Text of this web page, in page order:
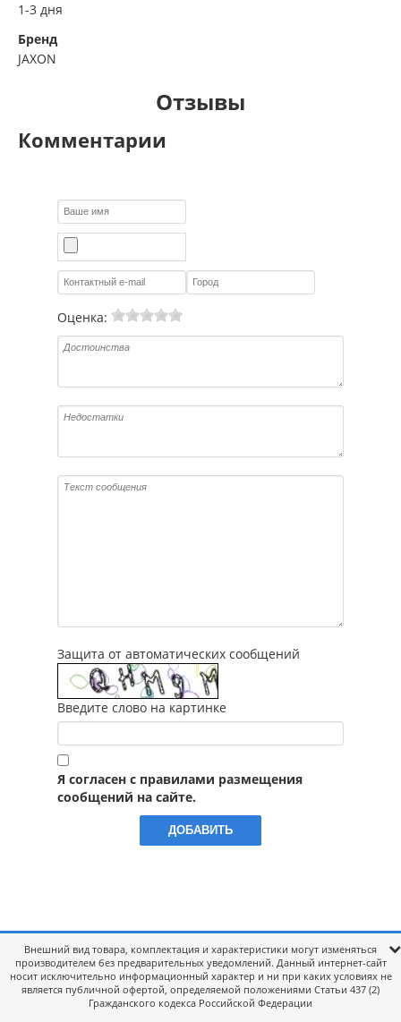
1-3 дня
Бренд
JAXON
Отзывы
Комментарии
Оценка:
Защита от автоматических сообщений
Введите слово на картинке
Я согласен с правилами размещения
сообщений на сайте.
Внешний вид товара, комплектация и характеристики могут изменяться
производителем без предварительных уведомлений. Данный интернет-сайт
носит исключительно информационный характер и ни при каких условиях не
является публичной офертой, определяемой положениями Статьи 437 (2)
Гражданского кодекса Российской Федерации